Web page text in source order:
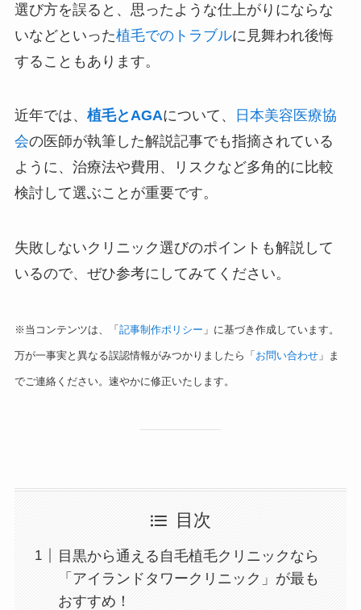
選び方を誤ると、思ったような仕上がりにならな
いなどといった植毛でのトラブルに見舞われ後悔
することもあります。
近年では、 植毛とAGAについて、
日本美容医療協
会の医師が執筆した解説記事でも指摘されている
ように、治療法や費用、リスクなど多角的に比較
検討して選ぶことが重要です。
失敗しないクリニック選びのポイントも解説して
いるので、ぜひ参考にしてみてください。
※当コンテンツは、「 記事制作ポリシー 」に基づき作成しています。
万が一事実と異なる誤認情報がみつかりましたら「 お問い合わせ」ま
でご連絡ください。速やかに修正いたします。
目次
目黒から通える自毛植毛クリニックなら
「アイランドタワークリニック」が最も
おすすめ！